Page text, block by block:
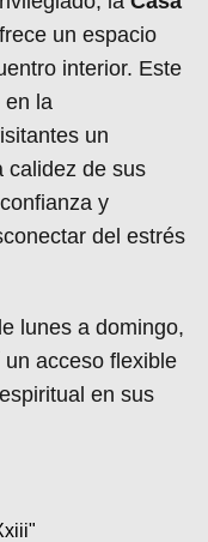
un espacio
interior. Este
en la
un
calidez de sus
y
del estrés
lunes a domingo,
acceso flexible
en sus